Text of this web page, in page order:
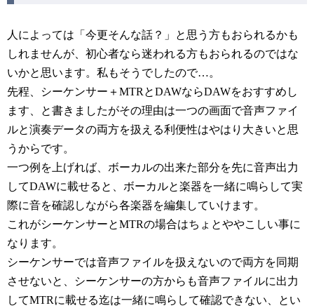
人によっては「今更そんな話？」と思う方もおられるかも
しれませんが、初心者なら迷われる方もおられるのではな
いかと思います。私もそうでしたので…。
先程、シーケンサー＋MTRとDAWならDAWをおすすめし
ます、と書きましたがその理由は一つの画面で音声ファイ
ルと演奏データの両方を扱える利便性はやはり大きいと思
うからです。
一つ例を上げれば、ボーカルの出来た部分を先に音声出力
してDAWに載せると、ボーカルと楽器を一緒に鳴らして実
際に音を確認しながら各楽器を編集していけます。
これがシーケンサーとMTRの場合はちょとややこしい事に
なります。
シーケンサーでは音声ファイルを扱えないので両方を同期
させないと、シーケンサーの方からも音声ファイルに出力
してMTRに載せる迄は一緒に鳴らして確認できない、とい